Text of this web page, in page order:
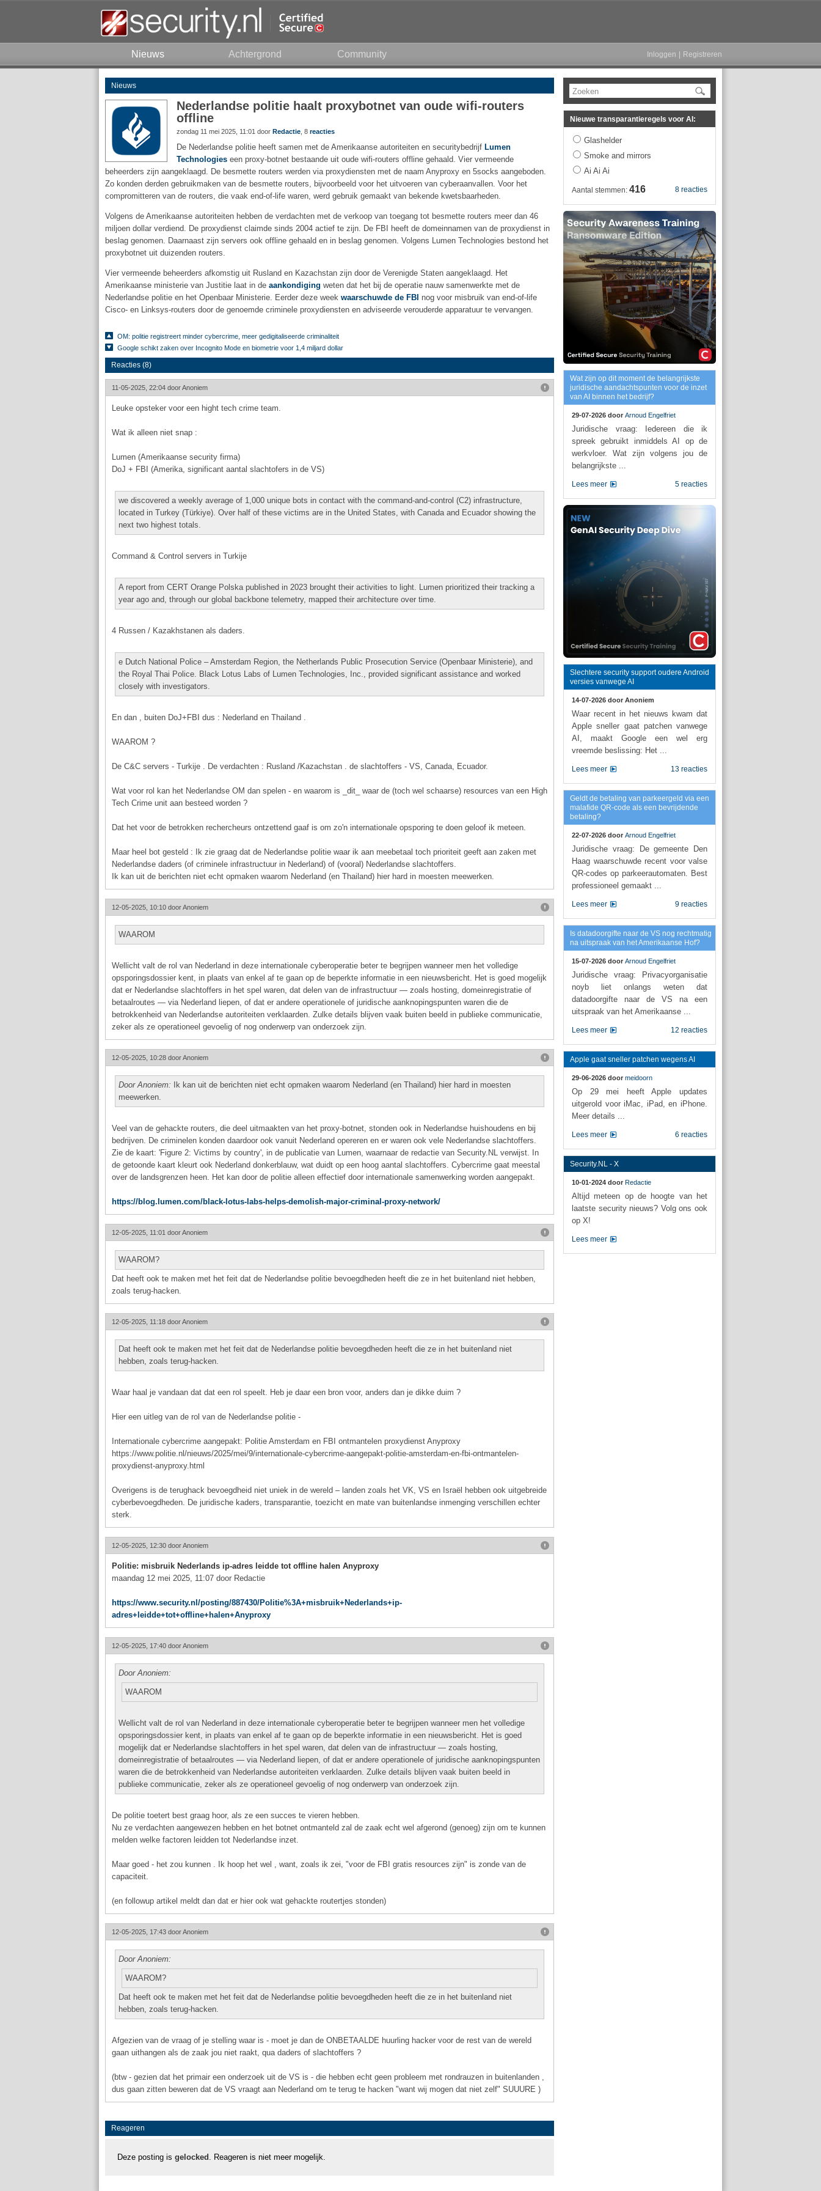
Nieuws Achtergrond Community Inloggen Registreren
Nieuws
Nederlandse politie haalt proxybotnet van oude wifi-routers
offline
zondag 11 mei 2025, 11:01 door Redactie , 8 reacties
De Nederlandse politie heeft samen met de Amerikaanse autoriteiten en securitybedrijf Lumen
Technologies een proxy-botnet bestaande uit oude wifi-routers offline gehaald. Vier vermeende
beheerders zijn aangeklaagd. De besmette routers werden via proxydiensten met de naam Anyproxy en 5socks aangeboden.
Zo konden derden gebruikmaken van de besmette routers, bijvoorbeeld voor het uitvoeren van cyberaanvallen. Voor het
compromitteren van de routers, die vaak end-of-life waren, werd gebruik gemaakt van bekende kwetsbaarheden.
Volgens de Amerikaanse autoriteiten hebben de verdachten met de verkoop van toegang tot besmette routers meer dan 46
miljoen dollar verdiend. De proxydienst claimde sinds 2004 actief te zijn. De FBI heeft de domeinnamen van de proxydienst in
beslag genomen. Daarnaast zijn servers ook offline gehaald en in beslag genomen. Volgens Lumen Technologies bestond het
proxybotnet uit duizenden routers.
Vier vermeende beheerders afkomstig uit Rusland en Kazachstan zijn door de Verenigde Staten aangeklaagd. Het
Amerikaanse ministerie van Justitie laat in de aankondiging weten dat het bij de operatie nauw samenwerkte met de
Nederlandse politie en het Openbaar Ministerie. Eerder deze week waarschuwde de FBI nog voor misbruik van end-of-life
Cisco- en Linksys-routers door de genoemde criminele proxydiensten en adviseerde verouderde apparatuur te vervangen.
OM: politie registreert minder cybercrime, meer gedigitaliseerde criminaliteit
Google schikt zaken over Incognito Mode en biometrie voor 1,4 miljard dollar
Reacties (8)
11-05-2025, 22:04 doorAnoniem
Leuke opsteker voor een hight tech crime team.
Wat ik alleen niet snap :
Lumen (Amerikaanse security firma)
DoJ + FBI (Amerika, significant aantal slachtofers in de VS)
we discovered a weekly average of 1,000 unique bots in contact with the command-and-control (C2) infrastructure,
located in Turkey (Türkiye). Over half of these victims are in the United States, with Canada and Ecuador showing the
next two highest totals.
Command & Control servers in Turkije
A report from CERT Orange Polska published in 2023 brought their activities to light. Lumen prioritized their tracking a
year ago and, through our global backbone telemetry, mapped their architecture over time.
4 Russen / Kazakhstanen als daders.
e Dutch National Police – Amsterdam Region, the Netherlands Public Prosecution Service (Openbaar Ministerie), and
the Royal Thai Police. Black Lotus Labs of Lumen Technologies, Inc., provided significant assistance and worked
closely with investigators.
En dan , buiten DoJ+FBI dus : Nederland en Thailand .
WAAROM ?
De C&C servers - Turkije . De verdachten : Rusland /Kazachstan . de slachtoffers - VS, Canada, Ecuador.
Wat voor rol kan het Nederlandse OM dan spelen - en waarom is _dit_ waar de (toch wel schaarse) resources van een High
Tech Crime unit aan besteed worden ?
Dat het voor de betrokken rechercheurs ontzettend gaaf is om zo'n internationale opsporing te doen geloof ik meteen.
Maar heel bot gesteld : Ik zie graag dat de Nederlandse politie waar ik aan meebetaal toch prioriteit geeft aan zaken met
Nederlandse daders (of criminele infrastructuur in Nederland) of (vooral) Nederlandse slachtoffers.
Ik kan uit de berichten niet echt opmaken waarom Nederland (en Thailand) hier hard in moesten meewerken.
12-05-2025, 10:10 doorAnoniem
WAAROM
Wellicht valt de rol van Nederland in deze internationale cyberoperatie beter te begrijpen wanneer men het volledige
opsporingsdossier kent, in plaats van enkel af te gaan op de beperkte informatie in een nieuwsbericht. Het is goed mogelijk
dat er Nederlandse slachtoffers in het spel waren, dat delen van de infrastructuur — zoals hosting, domeinregistratie of
betaalroutes — via Nederland liepen, of dat er andere operationele of juridische aanknopingspunten waren die de
betrokkenheid van Nederlandse autoriteiten verklaarden. Zulke details blijven vaak buiten beeld in publieke communicatie,
zeker als ze operationeel gevoelig of nog onderwerp van onderzoek zijn.
12-05-2025, 10:28 doorAnoniem
Door Anoniem: Ik kan uit de berichten niet echt opmaken waarom Nederland (en Thailand) hier hard in moesten
meewerken.
Veel van de gehackte routers, die deel uitmaakten van het proxy-botnet, stonden ook in Nederlandse huishoudens en bij
bedrijven. De criminelen konden daardoor ook vanuit Nederland opereren en er waren ook vele Nederlandse slachtoffers.
Zie de kaart: 'Figure 2: Victims by country', in de publicatie van Lumen, waarnaar de redactie van Security.NL verwijst. In
de getoonde kaart kleurt ook Nederland donkerblauw, wat duidt op een hoog aantal slachtoffers. Cybercrime gaat meestal
over de landsgrenzen heen. Het kan door de politie alleen effectief door internationale samenwerking worden aangepakt.
https://blog.lumen.com/black-lotus-labs-helps-demolish-major-criminal-proxy-network/
12-05-2025, 11:01 doorAnoniem
WAAROM?
Dat heeft ook te maken met het feit dat de Nederlandse politie bevoegdheden heeft die ze in het buitenland niet hebben,
zoals terug-hacken.
12-05-2025, 11:18 doorAnoniem
Dat heeft ook te maken met het feit dat de Nederlandse politie bevoegdheden heeft die ze in het buitenland niet
hebben, zoals terug-hacken.
Waar haal je vandaan dat dat een rol speelt. Heb je daar een bron voor, anders dan je dikke duim ?
Hier een uitleg van de rol van de Nederlandse politie -
Internationale cybercrime aangepakt: Politie Amsterdam en FBI ontmantelen proxydienst Anyproxy
https://www.politie.nl/nieuws/2025/mei/9/internationale-cybercrime-aangepakt-politie-amsterdam-en-fbi-ontmantelen-
proxydienst-anyproxy.html
Overigens is de terughack bevoegdheid niet uniek in de wereld – landen zoals het VK, VS en Israël hebben ook uitgebreide
cyberbevoegdheden. De juridische kaders, transparantie, toezicht en mate van buitenlandse inmenging verschillen echter
sterk.
12-05-2025, 12:30 doorAnoniem
Politie: misbruik Nederlands ip-adres leidde tot offline halen Anyproxy
maandag 12 mei 2025, 11:07 door Redactie
https://www.security.nl/posting/887430/Politie%3A+misbruik+Nederlands+ip-
adres+leidde+tot+offline+halen+Anyproxy
12-05-2025, 17:40 doorAnoniem
Door Anoniem:
WAAROM
Wellicht valt de rol van Nederland in deze internationale cyberoperatie beter te begrijpen wanneer men het volledige
opsporingsdossier kent, in plaats van enkel af te gaan op de beperkte informatie in een nieuwsbericht. Het is goed
mogelijk dat er Nederlandse slachtoffers in het spel waren, dat delen van de infrastructuur — zoals hosting,
domeinregistratie of betaalroutes — via Nederland liepen, of dat er andere operationele of juridische aanknopingspunten
waren die de betrokkenheid van Nederlandse autoriteiten verklaarden. Zulke details blijven vaak buiten beeld in
publieke communicatie, zeker als ze operationeel gevoelig of nog onderwerp van onderzoek zijn.
De politie toetert best graag hoor, als ze een succes te vieren hebben.
Nu ze verdachten aangewezen hebben en het botnet ontmanteld zal de zaak echt wel afgerond (genoeg) zijn om te kunnen
melden welke factoren leidden tot Nederlandse inzet.
Maar goed - het zou kunnen . Ik hoop het wel , want, zoals ik zei, "voor de FBI gratis resources zijn" is zonde van de
capaciteit.
(en followup artikel meldt dan dat er hier ook wat gehackte routertjes stonden)
12-05-2025, 17:43 doorAnoniem
Door Anoniem:
WAAROM?
Dat heeft ook te maken met het feit dat de Nederlandse politie bevoegdheden heeft die ze in het buitenland niet
hebben, zoals terug-hacken.
Afgezien van de vraag of je stelling waar is - moet je dan de ONBETAALDE huurling hacker voor de rest van de wereld
gaan uithangen als de zaak jou niet raakt, qua daders of slachtoffers ?
(btw - gezien dat het primair een onderzoek uit de VS is - die hebben echt geen probleem met rondrauzen in buitenlanden ,
dus gaan zitten beweren dat de VS vraagt aan Nederland om te terug te hacken "want wij mogen dat niet zelf" SUUURE )
Reageren
Deze posting is gelocked . Reageren is niet meer mogelijk.
Zoeken
Nieuwe transparantieregels voor AI:
Glashelder
Smoke and mirrors
Ai Ai Ai
8 reacties
Aantal stemmen: 416
Wat zijn op dit moment de belangrijkste
juridische aandachtspunten voor de inzet
van AI binnen het bedrijf?
29-07-2026 door Arnoud Engelfriet
Juridische vraag: Iedereen die ik
spreek gebruikt inmiddels AI op de
werkvloer. Wat zijn volgens jou de
belangrijkste ...
5 reacties
Lees meer
Slechtere security support oudere Android
versies vanwege AI
14-07-2026 door Anoniem
Waar recent in het nieuws kwam dat
Apple sneller gaat patchen vanwege
AI, maakt Google een wel erg
vreemde beslissing: Het ...
13 reacties
Lees meer
Geldt de betaling van parkeergeld via een
malafide QR-code als een bevrijdende
betaling?
22-07-2026 door Arnoud Engelfriet
Juridische vraag: De gemeente Den
Haag waarschuwde recent voor valse
QR-codes op parkeerautomaten. Best
professioneel gemaakt ...
9 reacties
Lees meer
Is datadoorgifte naar de VS nog rechtmatig
na uitspraak van het Amerikaanse Hof?
15-07-2026 door Arnoud Engelfriet
Juridische vraag: Privacyorganisatie
noyb liet onlangs weten dat
datadoorgifte naar de VS na een
uitspraak van het Amerikaanse ...
12 reacties
Lees meer
Apple gaat sneller patchen wegens AI
29-06-2026 door meidoorn
Op 29 mei heeft Apple updates
uitgerold voor iMac, iPad, en iPhone.
Meer details ...
6 reacties
Lees meer
Security.NL - X
10-01-2024 door Redactie
Altijd meteen op de hoogte van het
laatste security nieuws? Volg ons ook
op X!
Lees meer